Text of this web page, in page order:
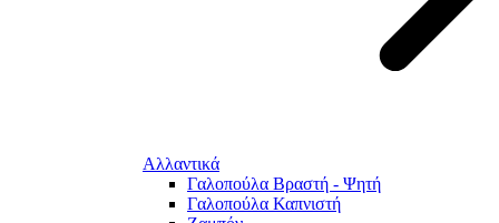
Αλλαντικά
Γαλοπούλα Βραστή - Ψητή
Γαλοπούλα Καπνιστή